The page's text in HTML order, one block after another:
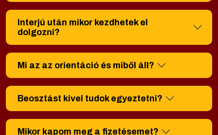
Interjú után mikor kezdhetek el
dolgozni?
Mi az az orientáció és miből áll?
Beosztást kivel tudok egyeztetni?
Mikor kapom meg a fizetésemet?